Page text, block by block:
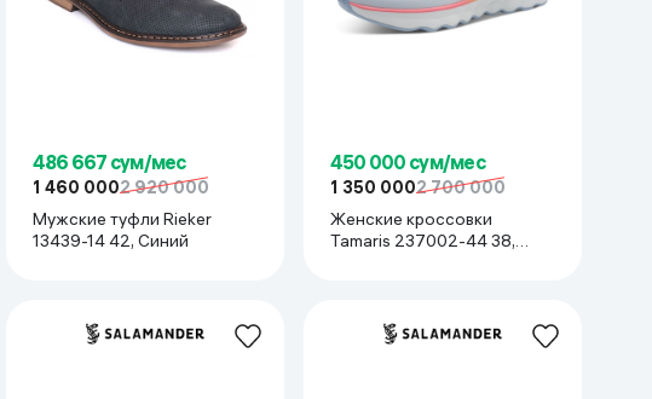
486 667 сум/мес
1 460 0002 920 000
Мужские туфли Rieker
13439-14 42, Синий
450 000 сум/мес
1 350 0002 700 000
Женские кроссовки
Tamaris 237002-44 38,